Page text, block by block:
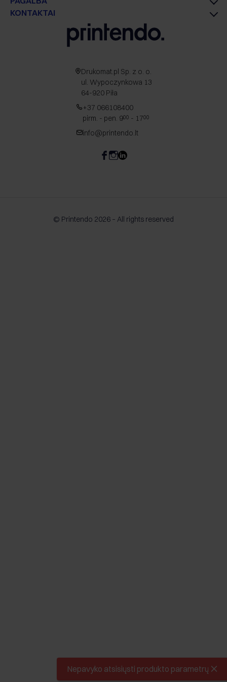
Nepavyko atsisiųsti produkto parametrų
KONTAKTAI
Drukomat.pl Sp. z o. o.
ul. Wypoczynkowa 13
64-920 Piła
+37 066108400
pirm. - pen. 900 - 1700
info@printendo.lt
© Printendo 2026 – All rights reserved